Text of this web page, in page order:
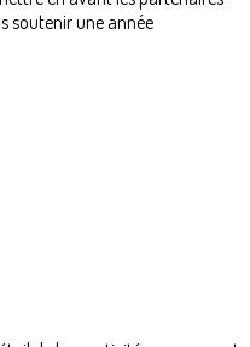
soutenir une année